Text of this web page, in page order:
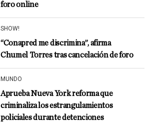
foro online
SHOW!
“Conapred me discrimina”, afirma
Chumel Torres tras cancelación de foro
MUNDO
Aprueba Nueva York reforma que
criminaliza los estrangulamientos
policiales durante detenciones